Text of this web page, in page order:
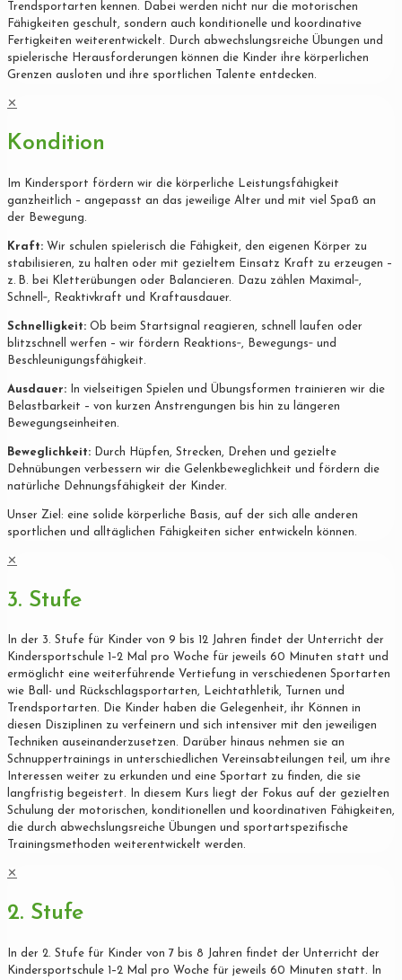
Trendsportarten kennen. Dabei werden nicht nur die motorischen
Fähigkeiten geschult, sondern auch konditionelle und koordinative
Fertigkeiten weiterentwickelt. Durch abwechslungsreiche Übungen und
spielerische Herausforderungen können die Kinder ihre körperlichen
Grenzen ausloten und ihre sportlichen Talente entdecken.
✕
Kondition
Im Kindersport fördern wir die körperliche Leistungsfähigkeit
ganzheitlich – angepasst an das jeweilige Alter und mit viel Spaß an
der Bewegung.
Kraft: Wir schulen spielerisch die Fähigkeit, den eigenen Körper zu
stabilisieren, zu halten oder mit gezieltem Einsatz Kraft zu erzeugen –
z. B. bei Kletterübungen oder Balancieren. Dazu zählen Maximal‐,
Schnell‐, Reaktivkraft und Kraftausdauer.
Schnelligkeit: Ob beim Startsignal reagieren, schnell laufen oder
blitzschnell werfen – wir fördern Reaktions‐, Bewegungs‐ und
Beschleunigungsfähigkeit.
Ausdauer: In vielseitigen Spielen und Übungsformen trainieren wir die
Belastbarkeit – von kurzen Anstrengungen bis hin zu längeren
Bewegungseinheiten.
Beweglichkeit: Durch Hüpfen, Strecken, Drehen und gezielte
Dehnübungen verbessern wir die Gelenkbeweglichkeit und fördern die
natürliche Dehnungsfähigkeit der Kinder.
Unser Ziel: eine solide körperliche Basis, auf der sich alle anderen
sportlichen und alltäglichen Fähigkeiten sicher entwickeln können.
✕
3. Stufe
In der 3. Stufe für Kinder von 9 bis 12 Jahren findet der Unterricht der
Kindersportschule 1–2 Mal pro Woche für jeweils 60 Minuten statt und
ermöglicht eine weiterführende Vertiefung in verschiedenen Sportarten
wie Ball- und Rückschlagsportarten, Leichtathletik, Turnen und
Trendsportarten. Die Kinder haben die Gelegenheit, ihr Können in
diesen Disziplinen zu verfeinern und sich intensiver mit den jeweiligen
Techniken auseinanderzusetzen. Darüber hinaus nehmen sie an
Schnuppertrainings in unterschiedlichen Vereinsabteilungen teil, um ihre
Interessen weiter zu erkunden und eine Sportart zu finden, die sie
langfristig begeistert. In diesem Kurs liegt der Fokus auf der gezielten
Schulung der motorischen, konditionellen und koordinativen Fähigkeiten,
die durch abwechslungsreiche Übungen und sportartspezifische
Trainingsmethoden weiterentwickelt werden.
✕
2. Stufe
In der 2. Stufe für Kinder von 7 bis 8 Jahren findet der Unterricht der
Kindersportschule 1–2 Mal pro Woche für jeweils 60 Minuten statt. In